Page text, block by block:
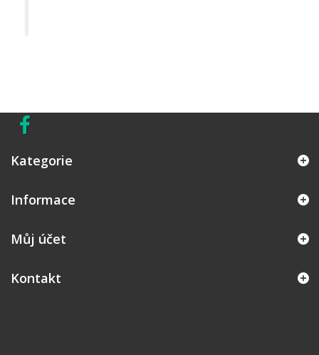
Kategorie
Informace
Můj účet
Kontakt